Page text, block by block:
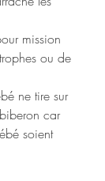
mission
ou de
ne tire sur
car
soient